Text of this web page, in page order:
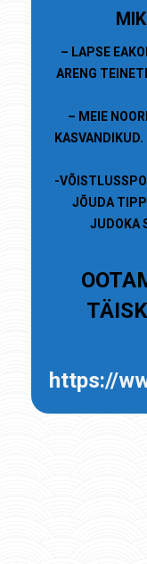
– LAPSE
ARENG
– MEIE
-
JÕUDA
JUDOKA
https://